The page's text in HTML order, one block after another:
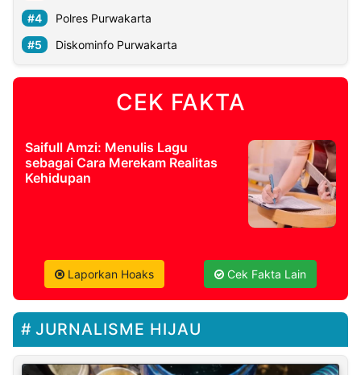
Polres Purwakarta
Diskominfo Purwakarta
CEK FAKTA
Saifull Amzi: Menulis Lagu
sebagai Cara Merekam Realitas
Kehidupan
Laporkan Hoaks Cek Fakta Lain
JURNALISME HIJAU